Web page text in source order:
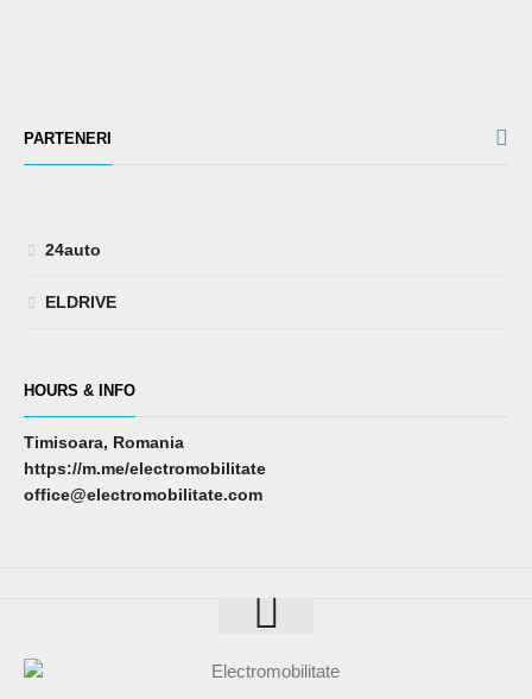
PARTENERI
24auto
ELDRIVE
HOURS & INFO
Timisoara, Romania
https://m.me/electromobilitate
office@electromobilitate.com